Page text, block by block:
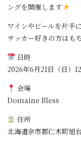
ングを開催します
ワインやビールを片手
サッカー好きの方はも
日時
2026年6月21日（日）
会場
Domaine Bless
住所
北海道余市郡仁木町旭